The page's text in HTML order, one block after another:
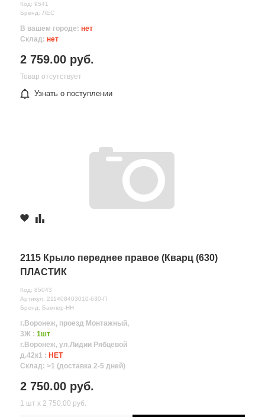
Код: 9541
Бренд: ЛЕС
В вашем городе: нет
Склад: нет
2 759.00 руб.
Товар отсутствует
Узнать о поступлении
2115 Крыло переднее правое (Кварц (630)
ПЛАСТИК
Код: 85043
Артикул: 211408403010-630-П
Бренд: Бампер-НН
г.Воронеж, проезд Монтажный,
3Ж : 1шт
г.Воронеж, ул.Лидии Рябцевой
д.42к1 : НЕТ
Склад: >1 (доставка 2-5 дней)
2 750.00 руб.
1 шт х 2 750.00 руб.